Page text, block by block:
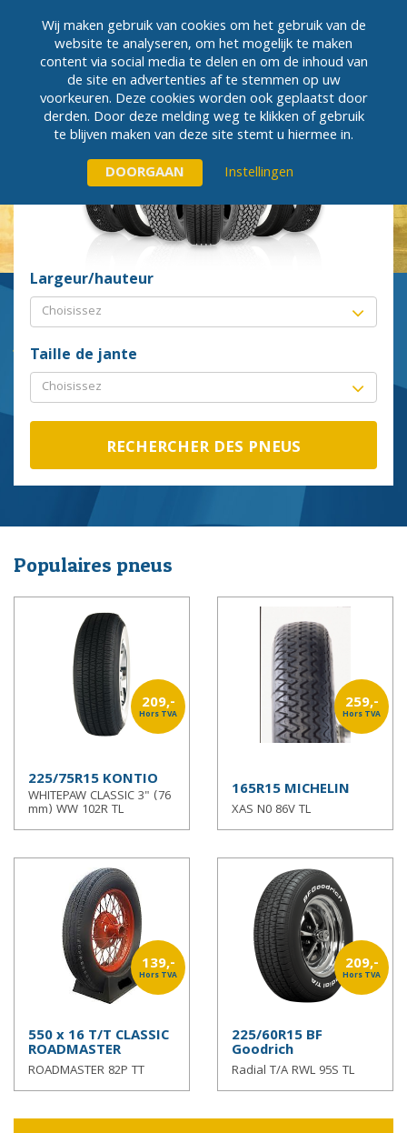
MENU
Commandez des pneus?
Appelez Oldtimer !
Oldtimer B.V. est spécialisé dans la vente de pneus pour
votre Oldtimer B.V.; pneus pour voitures et motos
anciennes et classiques.
Largeur/hauteur
Choisissez
Taille de jante
Choisissez
Populaires pneus
209,-
Hors TVA
225/75R15 KONTIO
WHITEPAW CLASSIC 3" (76
mm) WW 102R TL
259,-
Hors TVA
165R15 MICHELIN
XAS N0 86V TL
139,-
Hors TVA
550 x 16 T/T CLASSIC
ROADMASTER
ROADMASTER 82P TT
209,-
Hors TVA
225/60R15 BF
Goodrich
Radial T/A RWL 95S TL
Wij maken gebruik van cookies om het gebruik van de
website te analyseren, om het mogelijk te maken
content via social media te delen en om de inhoud van
de site en advertenties af te stemmen op uw
voorkeuren. Deze cookies worden ook geplaatst door
derden. Door deze melding weg te klikken of gebruik
te blijven maken van deze site stemt u hiermee in.
Instellingen